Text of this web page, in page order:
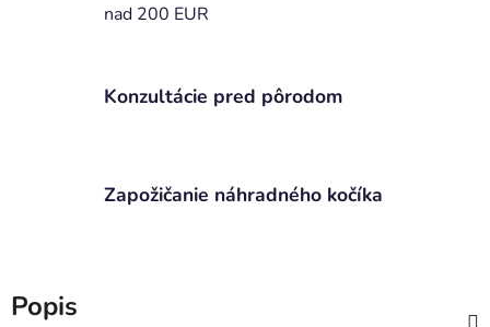
nad 200 EUR
Konzultácie pred pôrodom
Zapožičanie náhradného kočíka
Popis